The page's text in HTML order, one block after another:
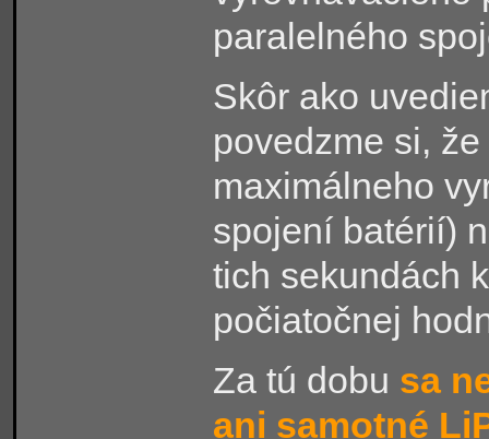
paralelného
Skôr ako
povedzme si,
maximálneho
spojení batérií)
tich sekundách
počiatočnej
Za tú dobu sa
ani samotné